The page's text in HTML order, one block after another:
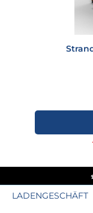
LADENGESCHÄFT